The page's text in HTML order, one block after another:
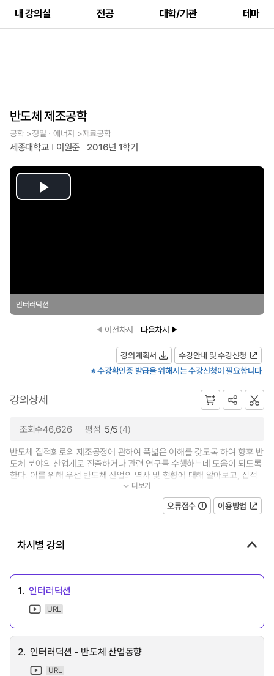
내 강의실 전공 대학/기관 테마
반도체 제조공학
공학 >정밀ㆍ에너지 >재료공학
세종대학교 이원준 2016년 1학기
Play
인터러덕션
이전차시 다음차시
강의계획서
수강안내 및 수강신청
※ 수강확인증 발급을 위해서는 수강신청이 필요합니다
강의상세
조회수46,626 평점 5/5 (4)
반도체 집적회로의 제조공정에 관하여 폭넓은 이해를 갖도록 하여 향후 반
도체 분야의 산업계로 진출하거나 관련 연구를 수행하는데 도움이 되도록
한다. 이를 위해 우선 반도체 산업의 역사 및 현황에 대해 알아보고, 집적
회로 제조공정의 전체적인 흐름을...더보기
오류접수 이용방법
차시별 강의
1. 인터러덕션
URL
2. 인터러덕션 - 반도체 산업동향
URL